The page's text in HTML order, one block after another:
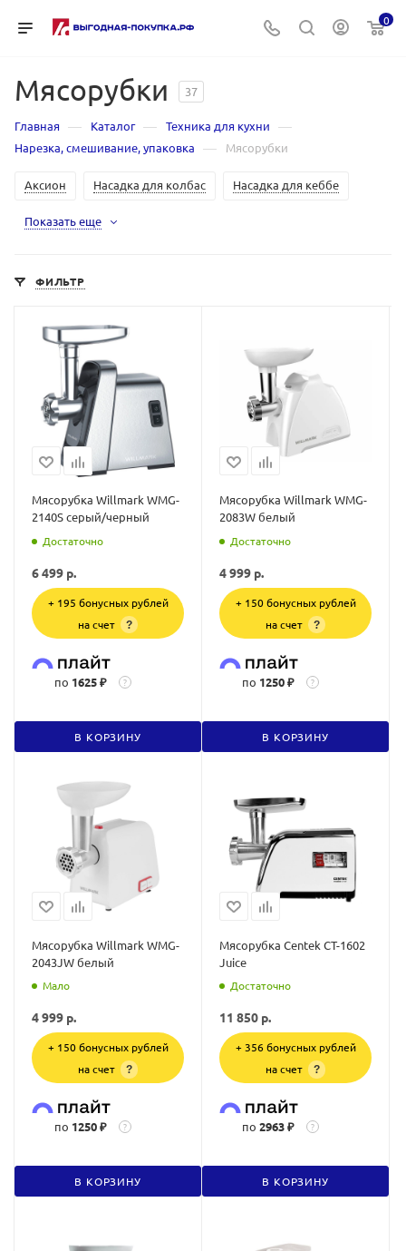
0
Мясорубки 37
Главная — Каталог — Техника для кухни —
Нарезка, смешивание, упаковка — Мясорубки
Аксион Насадка для колбас Насадка для кеббе
Показать еще
ФИЛЬТР
Мясорубка Willmark WMG-
2140S серый/черный
Достаточно
6 499 р.
+ 195 бонусных рублей
на счет
?
по 1625 ₽ ?
В КОРЗИНУ
Мясорубка Willmark WMG-
2083W белый
Достаточно
4 999 р.
+ 150 бонусных рублей
на счет
?
по 1250 ₽ ?
В КОРЗИНУ
Мясорубка Willmark WMG-
2043JW белый
Мало
4 999 р.
+ 150 бонусных рублей
на счет
?
по 1250 ₽ ?
В КОРЗИНУ
Мясорубка Centek CT-1602
Juice
Достаточно
11 850 р.
+ 356 бонусных рублей
на счет
?
по 2963 ₽ ?
В КОРЗИНУ